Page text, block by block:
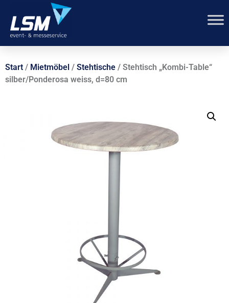
Start / Mietmöbel / Stehtische / Stehtisch „Kombi-Table“
silber/Ponderosa weiss, d=80 cm